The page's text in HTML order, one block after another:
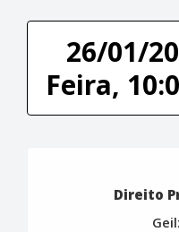
26/01/
Feira,
Direito